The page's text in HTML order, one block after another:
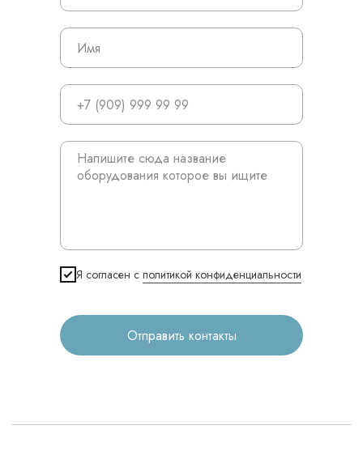
Я согласен с политикой конфиденциальности
Отправить контакты
© 2024 ЛС Дентал Групп